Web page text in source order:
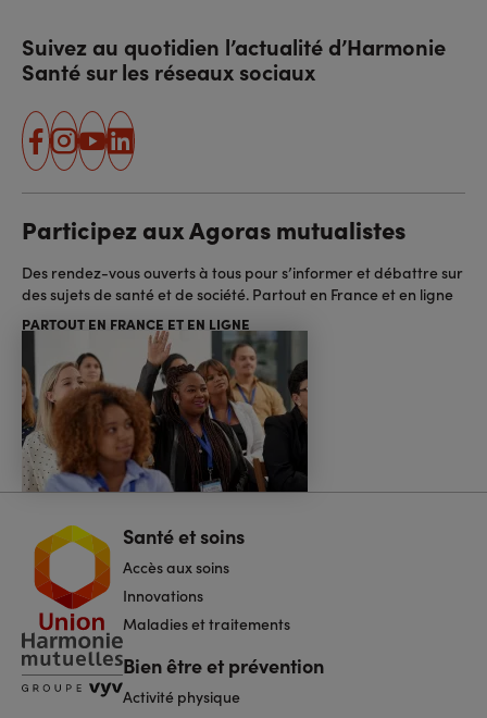
Suivez au quotidien l’actualité d’Harmonie
Santé sur les réseaux sociaux
facebook
instagram
youtube
linkedin
Participez aux Agoras mutualistes
Des rendez-vous ouverts à tous pour s’informer et débattre sur
des sujets de santé et de société. Partout en France et en ligne
PARTOUT EN FRANCE ET EN LIGNE
Navigation
pied
de
page
Santé et soins
Accès aux soins
Innovations
Maladies et traitements
Bien être et prévention
Activité physique